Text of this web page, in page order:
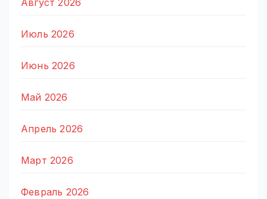
Август 2026
Июль 2026
Июнь 2026
Май 2026
Апрель 2026
Март 2026
Февраль 2026